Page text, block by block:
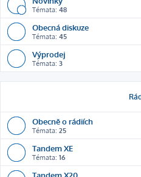
Témata: 48
Obecná diskuze
Témata: 45
Výprodej
Témata: 3
Obecně o rádiích
Témata: 25
Tandem XE
Témata: 16
Tandem X20